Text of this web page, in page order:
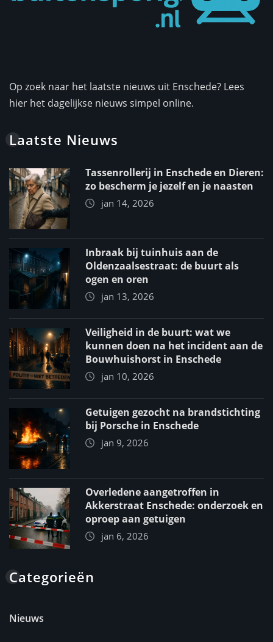
Op zoek naar het laatste nieuws uit Enschede? Lees
hier het dagelijkse nieuws simpel online.
Laatste Nieuws
Tassenrollerij in Enschede en Dieren:
zo bescherm je jezelf en je naasten
jan 14, 2026
Inbraak bij tuinhuis aan de
Oldenzaalsestraat: de buurt als
ogen en oren
jan 13, 2026
Veiligheid in de buurt: wat we
kunnen doen na het incident aan de
Bouwhuishorst in Enschede
jan 10, 2026
Getuigen gezocht na brandstichting
bij Porsche in Enschede
jan 9, 2026
Overledene aangetroffen in
Akkerstraat Enschede: onderzoek en
oproep aan getuigen
jan 6, 2026
Categorieën
Nieuws